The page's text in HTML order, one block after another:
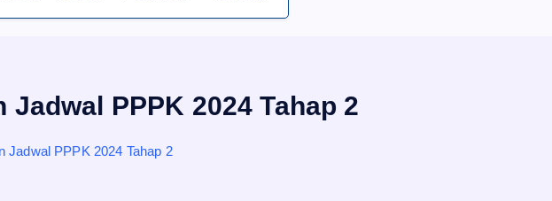
PPPK 2024 Tahap 2
Jadwal PPPK 2024 Tahap 2